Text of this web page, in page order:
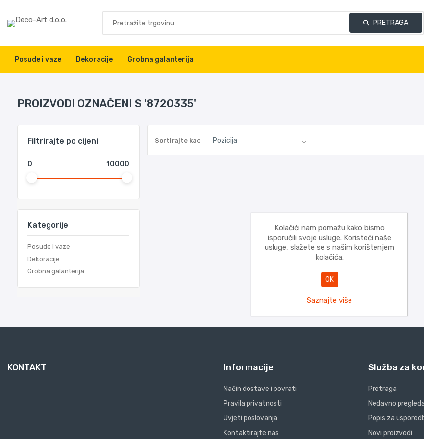
PRETRAGA
Posude i vaze Dekoracije Grobna galanterija
PROIZVODI OZNAČENI S '8720335'
Filtrirajte po cijeni
0 10000
Kategorije
Posude i vaze
Dekoracije
Grobna galanterija
Sortirajte kao
KONTAKT Informacije
Način dostave i povrati
Pravila privatnosti
Uvjeti poslovanja
Kontaktirajte nas
Služba za
Pretraga
Nedavno
Popis za
Novi proizvodi
Kolačići nam pomažu kako bismo
isporučili svoje usluge. Koristeći naše
usluge, slažete se s našim korištenjem
kolačića.
OK
Saznajte više